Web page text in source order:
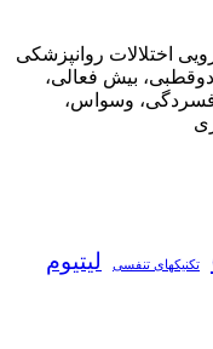
دارویی اختلالات روانپزشکی
بیش فعالی،
افسردگی، وسواس،
تکنیکهای تنفسی لیتیوم